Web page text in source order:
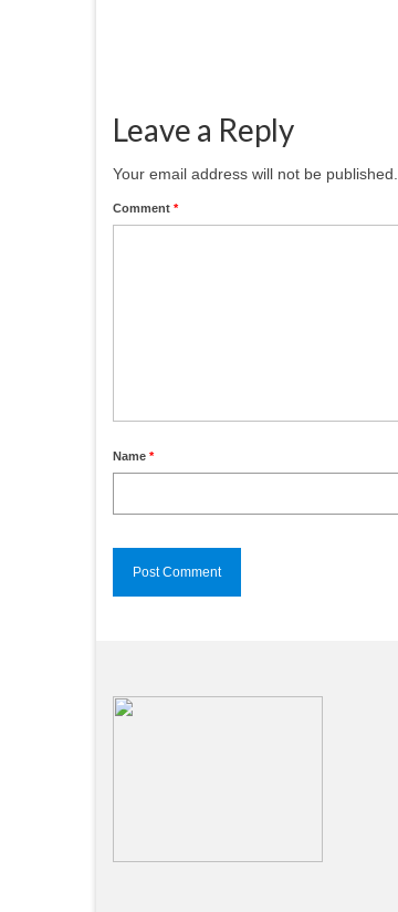
Leave a Reply
Your email address will not be published.
Comment *
Name *